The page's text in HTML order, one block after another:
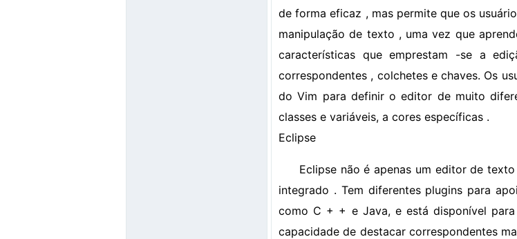
de forma eficaz , mas permite que os
manipulação de texto , uma vez que
características que emprestam -se a
correspondentes , colchetes e chaves. Os
do Vim para definir o editor de muito
classes e variáveis, a cores específicas .
Eclipse
Eclipse não é apenas um editor de
integrado . Tem diferentes plugins para
como C + + e Java, e está disponível
capacidade de destacar correspondentes